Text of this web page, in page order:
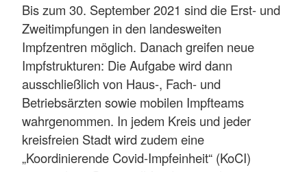
Bis zum 30. September 2021 sind die Erst- und
Zweitimpfungen in den landesweiten
Impfzentren möglich. Danach greifen neue
Impfstrukturen: Die Aufgabe wird dann
ausschließlich von Haus-, Fach- und
Betriebsärzten sowie mobilen Impfteams
wahrgenommen. In jedem Kreis und jeder
kreisfreien Stadt wird zudem eine
„Koordinierende Covid-Impfeinheit“ (KoCI)